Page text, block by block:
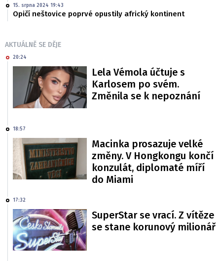
15. srpna 2024 19:43
Opičí neštovice poprvé opustily africký kontinent
AKTUÁLNĚ SE DĚJE
20:24
Lela Vémola účtuje s
Karlosem po svém.
Změnila se k nepoznání
18:57
Macinka prosazuje velké
změny. V Hongkongu končí
konzulát, diplomaté míří
do Miami
17:32
SuperStar se vrací. Z vítěze
se stane korunový milionář